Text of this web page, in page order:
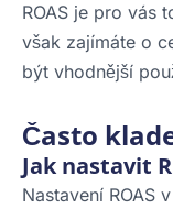
ROAS je pro vás
však zajímáte o
být vhodnější
Často
Jak nastavit
Nastavení ROAS